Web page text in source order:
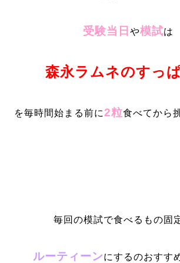
受験当日や模試は
森永ラムネのすっ
を毎時間始まる前に2粒食べてから
毎回の模試で食べるもの固
ルーティーンにするのおすす